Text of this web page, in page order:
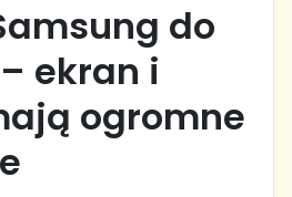
do
ekran i
ogromne